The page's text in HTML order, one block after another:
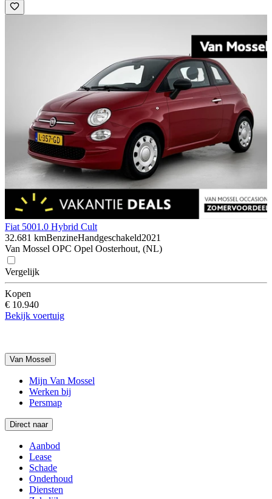
Fiat 5001.0 Hybrid Cult
32.681 kmBenzineHandgeschakeld2021
Van Mossel OPC Opel Oosterhout, (NL)
Vergelijk
Kopen
€ 10.940
Bekijk voertuig
Van Mossel
Mijn Van Mossel
Werken bij
Persmap
Direct naar
Aanbod
Lease
Schade
Onderhoud
Diensten